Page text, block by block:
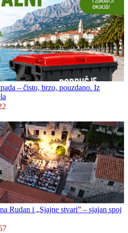
– čisto, brzo, pouzdano. Iz
Rudan i „Sjajne stvari” – sjajan spoj